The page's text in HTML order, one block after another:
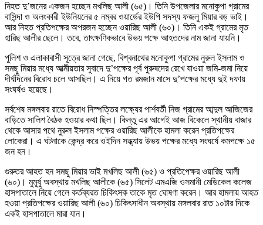
নিহত দু’জনের একজন হচ্ছেন মখলিছ আলী (৬৫)। তিনি উপজেলার মনোকুপা গ্রামের
বাসিন্দা ও অলংকারী ইউনিয়নের ৫ নম্বর ওয়ার্ডের ইউপি সদস্য ফজলু মিয়ার বড় ভাই।
আর নিহত প্রতিপক্ষের অপরজন হচ্ছেন ওয়ারিছ আলী (৬০)। তিনি একই গ্রামের মৃত
হারিছ আলীর ছেলে। তবে, তাৎক্ষণিকভাবে উভয় পক্ষে আহতদের নাম জানা যায়নি।
পুলিশ ও এলাকাবাসী সূত্রে জানা গেছে, বিশ্বনাথের মনোকুপা গ্রামের নুরুল ইসলাম ও
সমছু মিয়ার মধ্যে আত্মীয়তার সুবাদে দু’পক্ষের পূর্ব পুরুষদের রেখে যাওয়া জমি-জমা নিয়ে
দীর্ঘদিনের বিরোধ চলে আসছিল। এ নিয়ে গত রমজান মাসে দু’পক্ষের মধ্যে দুই দফায়
সংঘর্ষও হয়েছে।
সর্বশেষ মঙ্গলবার রাতে বিরোধ নিস্পত্তির লক্ষ্যের পার্শবর্তী নিজ গ্রামের আব্দুল আজিজের
বাড়িতে সালিশ বৈঠক হওয়ার কথা ছিল। কিন্তু এর আগেই আজ বিকেলে স্থানীয় বাজার
থেকে আসার পথে নুরুল ইসলাম পক্ষের ওয়ারিছ আলীকে হামলা করেন প্রতিপক্ষের
লোকেরা। এ ঘটনাকে কেন্দ্র করে ওইদিন সন্ধ্যায় উভয় পক্ষের মধ্যে সংঘর্ষে কমপক্ষে ১৫
জন হন।
গুরুতর আহত হন সমছু মিয়ার ভাই মখলিছ আলী (৬৫) ও প্রতিপেক্ষর ওয়ারিছ আলী
(৬০)। মুমূর্ষু অবস্থায় মখলিছ আলীকে (৬৫) সিলেট এমএজি ওসমানী মেডিকেল কলেজ
হাসপাতালে নিয়ে গেলে কর্তব্যরত চিকিৎসক তাকে মৃত ঘোষণা করেন। আর হামলায় আহত
হওয়া প্রতিপক্ষের ওয়ারিছ আলী (৬০) চিকিৎসাধীন অবস্থায় মঙ্গলবার রাত ১০টার দিকে
একই হাসপাতালে মারা যান।